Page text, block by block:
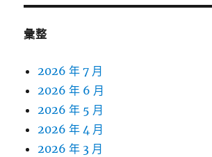
彙整
2026 年 7 月
2026 年 6 月
2026 年 5 月
2026 年 4 月
2026 年 3 月